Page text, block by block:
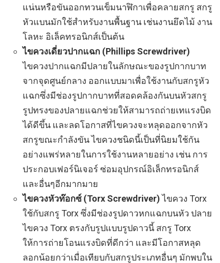
แน่นหรือขันออกทวนเข็มนาฬิกาเพื่อคลายสกรู สกรู
หัวแบนมักใช้สำหรับงานพื้นฐาน เช่นงานยึดไม้ งาน
โลหะ อิเล็คทรอนิกส์เป็นต้น
ไขควงเดี่ยวปากแฉก (Phillips Screwdriver)
ไขควงปากแฉกมีปลายในลักษณะของรูปกากบาท
จากจุดศูนย์กลาง ออกแบบมาเพื่อใช้งานกับสกรูหัว
แฉกซึ่งมีช่องรูปกากบาทที่สอดคล้องกันบนหัวสกรู
รูปทรงของปลายแฉกช่วยให้สามารถถ่ายเทแรงบิด
ได้ดีขึ้น และลดโอกาสที่ไขควงจะหลุดออกจากหัว
สกรูขณะกำลังขัน ไขควงชนิดนี้เป็นที่นิยมใช้กัน
อย่างแพร่หลายในการใช้งานหลายอย่าง เช่น การ
ประกอบเฟอร์นิเจอร์ ซ่อมอุปกรณ์อิเล็กทรอนิกส์
และอื่นๆอีกมากมาย
ไขควงหัวท๊อกซ์ (Torx Screwdriver)ไขควง Torx
ใช้กับสกรู Torx ซึ่งมีช่องรูปดาวหกแฉกบนหัว ปลาย
ไขควง Torx ตรงกับรูปแบบรูปดาวนี้ สกรู Torx
ให้การถ่ายโอนแรงบิดที่ดีกว่า และมีโอกาสหลุด
ลอกน้อยกว่าเมื่อเทียบกับสกรูประเภทอื่นๆ มักพบใน